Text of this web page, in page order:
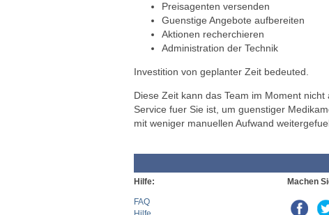
Preisagenten versenden
Guenstige Angebote aufbereiten
Aktionen recherchieren
Administration der Technik
Investition von geplanter Zeit bedeuted.
Diese Zeit kann das Team im Moment
Service fuer Sie ist, um guenstiger
mit weniger manuellen Aufwand
Hilfe:
FAQ
Machen